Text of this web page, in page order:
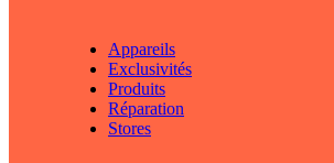
Appareils
Exclusivités
Produits
Réparation
Stores